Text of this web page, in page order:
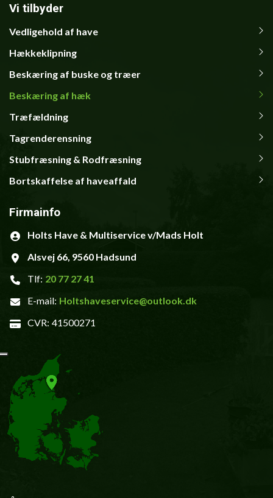
Firmainfo
Holts Have & Multiservice v/Mads Holt
Alsvej 66, 9560 Hadsund
Tlf: 20 77 27 41
E-mail: Holtshaveservice@outlook.dk
CVR: 41500271
Vi tilbyder
Primær
navigation
Vedligehold af have
Hækkeklipning
Beskæring af buske og træer
Beskæring af hæk
Træfældning
Tagrenderensning
Stubfræsning & Rodfræsning
Bortskaffelse af haveaffald